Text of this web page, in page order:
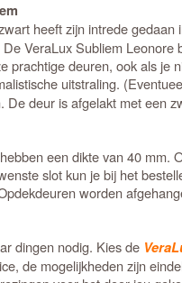
heeft zijn intrede
VeraLux Subliem
prachtige deuren, ook als
uitstraling.
deur is afgelakt met
een dikte van 40
slot kun je bij het
worden
dingen nodig. Kies de
de mogelijkheden zijn